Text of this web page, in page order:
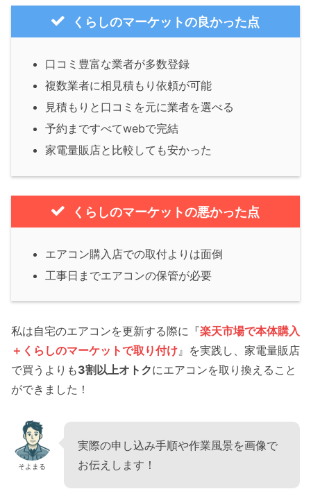
くらしのマーケットの良かった点
口コミ豊富な業者が多数登録
複数業者に相見積もり依頼が可能
見積もりと口コミを元に業者を選べる
予約まですべてwebで完結
家電量販店と比較しても安かった
くらしのマーケットの悪かった点
エアコン購入店での取付よりは面倒
工事日までエアコンの保管が必要
私は自宅のエアコンを更新する際に『楽天市場で本体購入
＋くらしのマーケットで取り付け 』を実践し、家電量販店
で買うよりも3割以上オトクにエアコンを取り換えること
ができました！
そよまる
実際の申し込み手順や作業風景を画像で
お伝えします！